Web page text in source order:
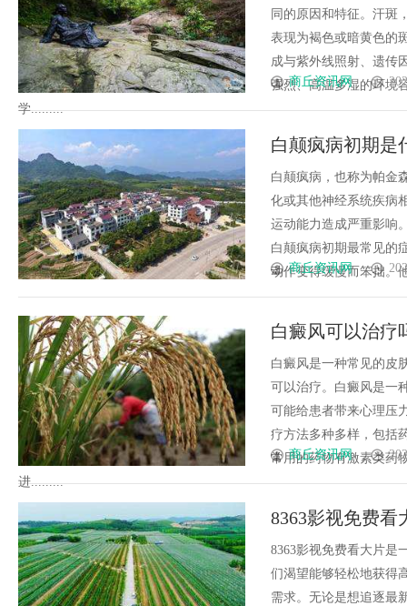
同的原因和特征。汗斑
表现为褐色或暗黄色的
成与紫外线照射、遗传
强烈、高温多湿的环境
学.........
商丘资讯网
白颠疯病初期是
白颠疯病，也称为帕金
化或其他神经系统疾病
运动能力造成严重影响
白颠疯病初期最常见的
动作变得缓慢而笨拙。
商丘资讯网
白癜风可以治疗
白癜风是一种常见的皮
可以治疗。白癜风是一
可能给患者带来心理压
疗方法多种多样，包括
常用的药物有激素类药
进.........
商丘资讯网
8363影视免费看
8363影视免费看大片是
们渴望能够轻松地获得
需求。无论是想追逐最